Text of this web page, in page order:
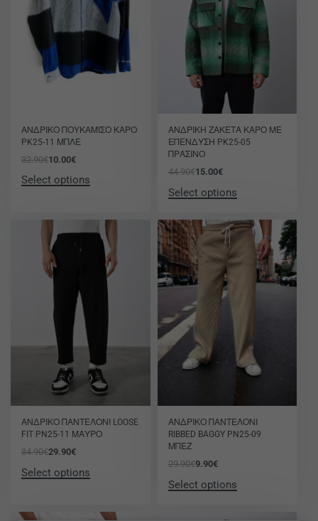
ΑΝΔΡΙΚΟ ΠΟΥΚΑΜΙΣΟ ΚΑΡΟ
PK25-11 ΜΠΛΕ
32.90€10.00€
Select options
ΑΝΔΡΙΚΗ ΖΑΚΕΤΑ ΚΑΡΟ ΜΕ
ΕΠΕΝΔΥΣΗ PK25-05
ΠΡΑΣΙΝΟ
44.90€15.00€
Select options
ΑΝΔΡΙΚΟ ΠΑΝΤΕΛΟΝΙ LOOSE
FIT PN25-11 ΜΑΥΡΟ
34.90€29.90€
Select options
ΑΝΔΡΙΚΟ ΠΑΝΤΕΛΟΝΙ
RIBBED BAGGY PN25-09
ΜΠΕΖ
29.90€9.90€
Select options